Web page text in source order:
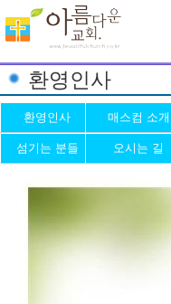
환영인사
환영인사 매스컴 소개
섬기는 분들 오시는 길